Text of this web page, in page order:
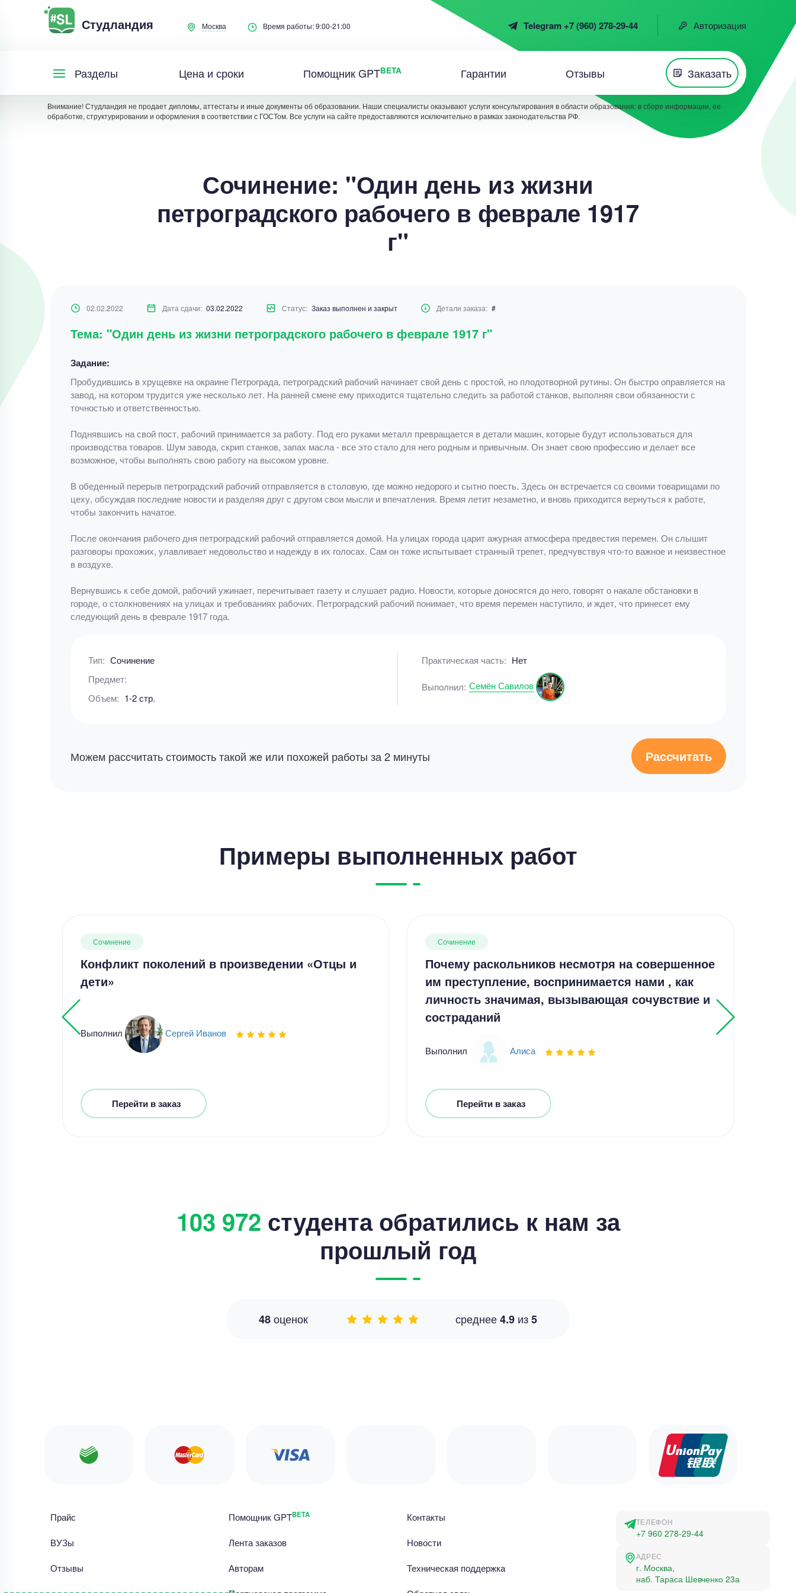
Студландия Москва Время работы: 9:00-21:00 Telegram +7 (960) 278-29-44 Авторизация
Разделы Цена и сроки Помощник GPTBETA Гарантии Отзывы Заказать
Внимание! Студландия не продает дипломы, аттестаты и иные документы об образовании. Наши специалисты оказывают услуги консультирования в области образования: в сборе информации, ее
обработке, структурировании и оформления в соответствии с ГОСТом. Все услуги на сайте предоставляются исключительно в рамках законодательства РФ.
Сочинение: "Один день из жизни
петроградского рабочего в феврале 1917
г"
02.02.2022 Дата сдачи: 03.02.2022 Статус: Заказ выполнен и закрыт Детали заказа: #
Тема: "Один день из жизни петроградского рабочего в феврале 1917 г"
Задание:
Пробудившись в хрущевке на окраине Петрограда, петроградский рабочий начинает свой день с простой, но плодотворной рутины. Он быстро оправляется на
завод, на котором трудится уже несколько лет. На ранней смене ему приходится тщательно следить за работой станков, выполняя свои обязанности с
точностью и ответственностью.
Поднявшись на свой пост, рабочий принимается за работу. Под его руками металл превращается в детали машин, которые будут использоваться для
производства товаров. Шум завода, скрип станков, запах масла - все это стало для него родным и привычным. Он знает свою профессию и делает все
возможное, чтобы выполнять свою работу на высоком уровне.
В обеденный перерыв петроградский рабочий отправляется в столовую, где можно недорого и сытно поесть. Здесь он встречается со своими товарищами по
цеху, обсуждая последние новости и разделяя друг с другом свои мысли и впечатления. Время летит незаметно, и вновь приходится вернуться к работе,
чтобы закончить начатое.
После окончания рабочего дня петроградский рабочий отправляется домой. На улицах города царит ажурная атмосфера предвестия перемен. Он слышит
разговоры прохожих, улавливает недовольство и надежду в их голосах. Сам он тоже испытывает странный трепет, предчувствуя что-то важное и неизвестное
в воздухе.
Вернувшись к себе домой, рабочий ужинает, перечитывает газету и слушает радио. Новости, которые доносятся до него, говорят о накале обстановки в
городе, о столкновениях на улицах и требованиях рабочих. Петроградский рабочий понимает, что время перемен наступило, и ждет, что принесет ему
следующий день в феврале 1917 года.
Тип: Сочинение
Предмет:
Объем: 1-2 стр.
Практическая часть: Нет
Выполнил: Семён Савилов
Можем рассчитать стоимость такой же или похожей работы за 2 минуты Рассчитать
Примеры выполненных работ
Сочинение
Конфликт поколений в произведении «Отцы и
дети»
Выполнил Сергей Иванов
Перейти в заказ
Сочинение
Почему раскольников несмотря на совершенное
им преступление, воспринимается нами , как
личность значимая, вызывающая сочувствие и
состраданий
Выполнил Алиса
Перейти в заказ
103 972 студента обратились к нам за
прошлый год
48оценок среднее4.9 из5
Прайс
ВУЗы
Отзывы
Помощник GPTBETA
Лента заказов
Авторам
Контакты
Новости
Техническая поддержка
ТЕЛЕФОН
+7 960 278-29-44
АДРЕС
г. Москва,
наб. Тараса Шевченко 23а